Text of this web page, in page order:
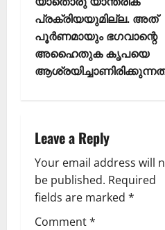
പ്രക്രിയയുമില്ല. അത്
പൂർണമായും ഭഗവാന്റെ
അഹൈതുക കൃപയെ
Leave a Reply
Your email address will
be published. Required
fields are marked *
Comment*